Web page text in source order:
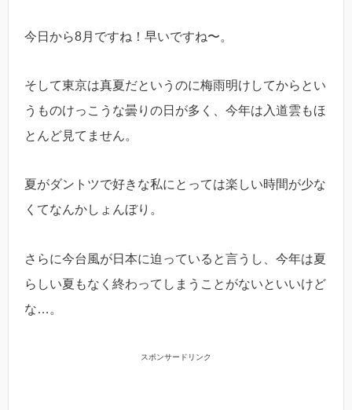
今日から8月ですね！早いですね〜。
そして東京は真夏だというのに梅雨明けしてからとい
うものけっこうな曇りの日が多く、今年は入道雲もほ
とんど見てません。
夏がダントツで好きな私にとっては楽しい時間が少な
くてなんかしょんぼり。
さらに今台風が日本に迫っていると言うし、今年は夏
らしい夏もなく終わってしまうことがないといいけど
な…。
スポンサードリンク